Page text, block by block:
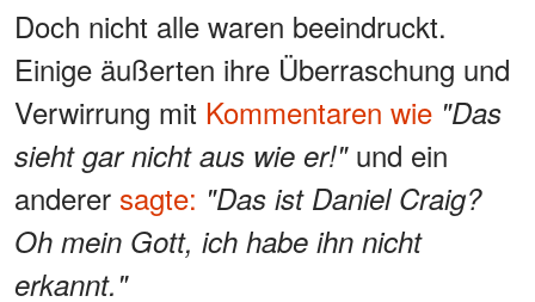
Doch nicht alle waren beeindruckt.
Einige äußerten ihre Überraschung und
Verwirrung mit Kommentaren wie "Das
sieht gar nicht aus wie er!"und ein
anderer sagte: "Das ist Daniel Craig?
Oh mein Gott, ich habe ihn nicht
erkannt."